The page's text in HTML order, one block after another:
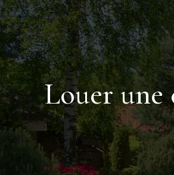
Louer une